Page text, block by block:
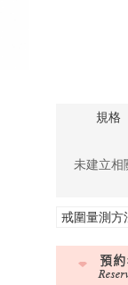
規格
未建立相
戒圍量測方